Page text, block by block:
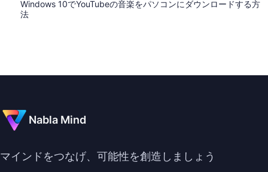
Windows 10でYouTubeの音楽をパソコンにダウンロードする方
法
Nabla Mind
マインドをつなげ、可能性を創造しましょう